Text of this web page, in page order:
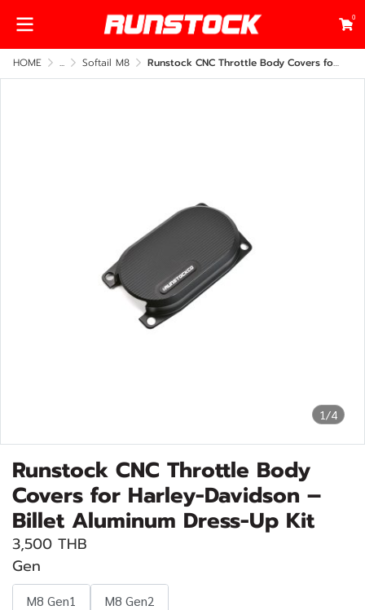
0
HOME ... Softail M8 Runstock CNC Throttle Body Covers for Harley-Davidson – Billet Aluminum Dress-Up Kit
1/4
Runstock CNC Throttle Body
Covers for Harley-Davidson –
Billet Aluminum Dress-Up Kit
3,500 THB
Gen
M8 Gen1 M8 Gen2